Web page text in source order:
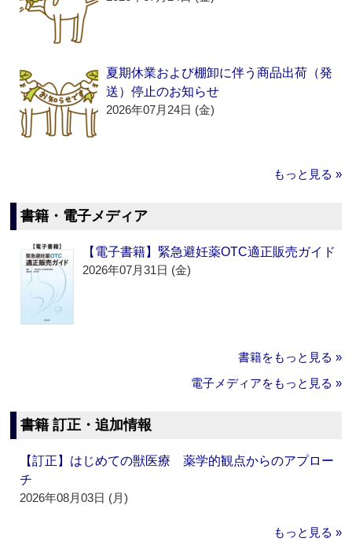
夏期休業および棚卸に伴う商品出荷（発
送）停止のお知らせ
2026年07月24日 (金)
もっと見る »
書籍・電子メディア
【電子書籍】緊急避妊薬OTC適正販売ガイド
2026年07月31日 (金)
書籍をもっと見る »
電子メディアをもっと見る »
書籍 訂正・追加情報
【訂正】はじめての獣医療 薬学的観点からのアプロー
チ
2026年08月03日 (月)
もっと見る »